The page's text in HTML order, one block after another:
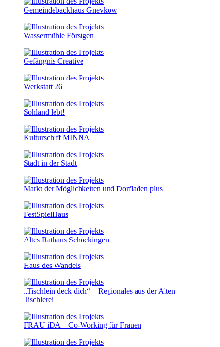
Gemeindebackhaus Gnevkow
Wassermühle Förstgen
Gefängnis Creative
Werkstatt 26
Sohland lebt!
Kulturschiff MINNA
Stadt in der Stadt
Markt der Möglichkeiten und Dorfladen plus
FestSpielHaus
Altes Rathaus Schöckingen
Haus des Wandels
„Tischlein deck dich“ – Regionales aus der Alten
Tischlerei
FRAU iDA – Co-Working für Frauen